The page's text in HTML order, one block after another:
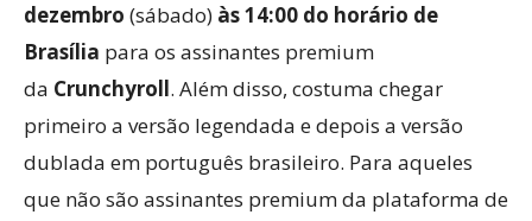
dezembro (sábado) às 14:00 do horário de
Brasília para os assinantes premium
da Crunchyroll. Além disso, costuma chegar
primeiro a versão legendada e depois a versão
dublada em português brasileiro. Para aqueles
que não são assinantes premium da plataforma de